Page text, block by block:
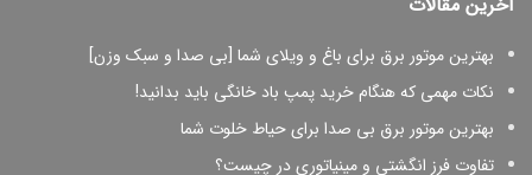
بهترین موتور برق برای باغ و ویلای شما [بی صدا و سبک وزن]
نکات مهمی که هنگام خرید پمپ باد خانگی باید بدانید!
بهترین موتور برق بی صدا برای حیاط خلوت شما
تفاوت فرز انگشتی و مینیاتوری در چیست؟